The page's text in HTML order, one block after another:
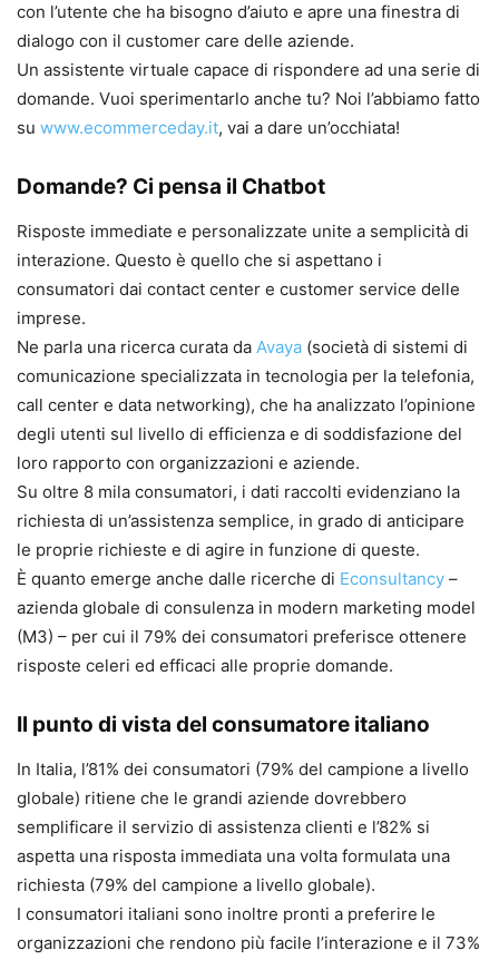
con l’utente che ha bisogno d’aiuto e apre una finestra di
dialogo con il customer care delle aziende.
Un assistente virtuale capace di rispondere ad una serie di
domande. Vuoi sperimentarlo anche tu? Noi l’abbiamo fatto
su www.ecommerceday.it, vai a dare un’occhiata!
Domande? Ci pensa il Chatbot
Risposte immediate e personalizzate unite a semplicità di
interazione. Questo è quello che si aspettano i
consumatori dai contact center e customer service delle
imprese.
Ne parla una ricerca curata da Avaya (società di sistemi di
comunicazione specializzata in tecnologia per la telefonia,
call center e data networking), che ha analizzato l’opinione
degli utenti sul livello di efficienza e di soddisfazione del
loro rapporto con organizzazioni e aziende.
Su oltre 8 mila consumatori, i dati raccolti evidenziano la
richiesta di un’assistenza semplice, in grado di anticipare
le proprie richieste e di agire in funzione di queste.
È quanto emerge anche dalle ricerche di Econsultancy –
azienda globale di consulenza in modern marketing model
(M3) – per cui il 79% dei consumatori preferisce ottenere
risposte celeri ed efficaci alle proprie domande.
Il punto di vista del consumatore italiano
In Italia, l’81% dei consumatori (79% del campione a livello
globale) ritiene che le grandi aziende dovrebbero
semplificare il servizio di assistenza clienti e l’82% si
aspetta una risposta immediata una volta formulata una
richiesta (79% del campione a livello globale).
I consumatori italiani sono inoltre pronti a preferire le
organizzazioni che rendono più facile l’interazione e il 73%